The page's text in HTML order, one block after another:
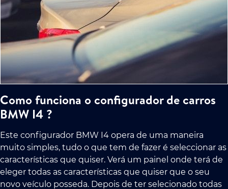
Como funciona o configurador de carros
BMW I4 ?
Este configurador BMW I4 opera de uma maneira
muito simples, tudo o que tem de fazer é seleccionar as
características que quiser. Verá um painel onde terá de
eleger todas as características que quiser que o seu
novo veículo posseda. Depois de ter selecionado todas